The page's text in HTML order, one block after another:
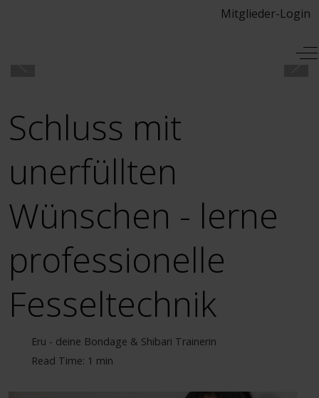
Mitglieder-Login
Schluss mit
unerfüllten
Wünschen - lerne
professionelle
Fesseltechnik
Eru - deine Bondage & Shibari Trainerin
Read Time: 1 min